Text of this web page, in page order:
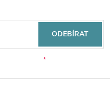
ODEBÍRAT